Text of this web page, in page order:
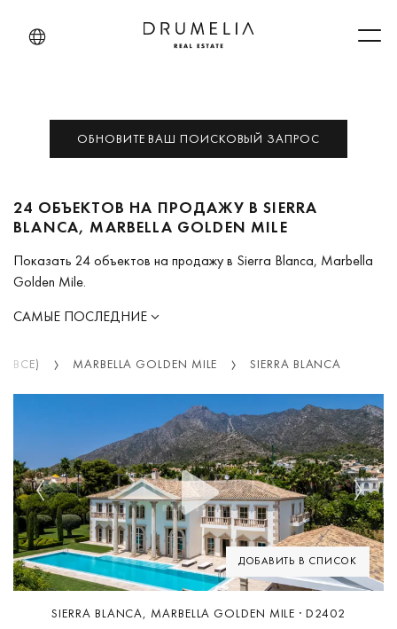
ОБНОВИТЕ ВАШ ПОИСКОВЫЙ ЗАПРОС
24 ОБЪЕКТОВ НА ПРОДАЖУ В SIERRA
BLANCA, MARBELLA GOLDEN MILE
Показать 24 объектов на продажу в Sierra Blanca, Marbella
Golden Mile.
САМЫЕ ПОСЛЕДНИЕ
(ВСЕ) MARBELLA GOLDEN MILE SIERRA BLANCA
ДОБАВИТЬ В СПИСОК
Previous Next
SIERRA BLANCA, MARBELLA GOLDEN MILE · D2402